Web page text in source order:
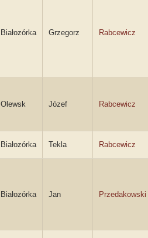
Białozórka Grzegorz Rabcewicz
Olewsk Józef Rabcewicz
Białozórka Tekla Rabcewicz
Białozórka Jan Przedakowski